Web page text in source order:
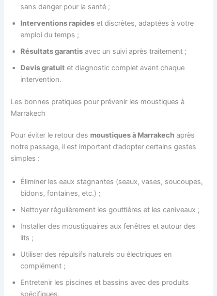
sans danger pour la santé ;
Interventions rapides et discrètes, adaptées à votre
emploi du temps ;
Résultats garantis avec un suivi après traitement ;
Devis gratuit et diagnostic complet avant chaque
intervention.
Les bonnes pratiques pour prévenir les moustiques à
Marrakech
Pour éviter le retour des moustiques à Marrakech après
notre passage, il est important d’adopter certains gestes
simples :
Éliminer les eaux stagnantes (seaux, vases, soucoupes,
bidons, fontaines, etc.) ;
Nettoyer régulièrement les gouttières et les caniveaux ;
Installer des moustiquaires aux fenêtres et autour des
lits ;
Utiliser des répulsifs naturels ou électriques en
complément ;
Entretenir les piscines et bassins avec des produits
spécifiques.